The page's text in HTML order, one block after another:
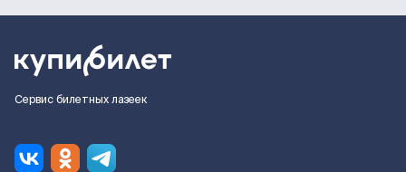
Сервис билетных лазеек